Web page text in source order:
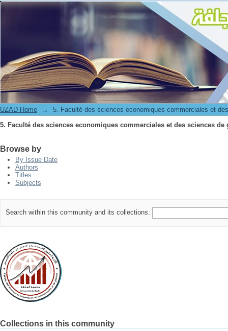
5. Faculté des sciences economiques commerciales et des sciences de
UZAD Home →
5. Faculté des sciences economiques commerciales et
5. Faculté des sciences economiques commerciales et des sciences de
Browse by
By Issue Date
Authors
Titles
Subjects
Search within this community and its collections:
Collections in this community